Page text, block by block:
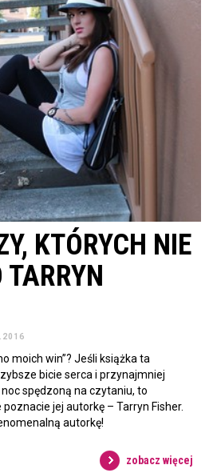
KTÓRYCH NIE
TARRYN
moich win”? Jeśli książka ta
bicie serca i przynajmniej
spędzoną na czytaniu, to
jej autorkę – Tarryn Fisher.
autorkę!
zobacz więcej